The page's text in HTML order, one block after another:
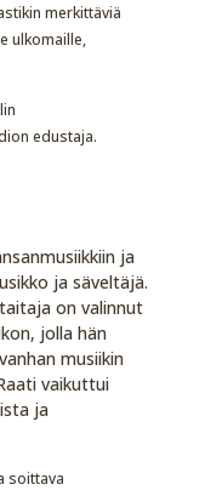
merkittäviä
ulkomaille,
edustaja.
ja
ja säveltäjä.
on valinnut
jolla hän
musiikin
vaikuttui
ja
soittava